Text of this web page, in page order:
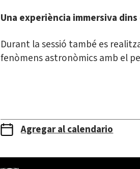
Una experiència immersiva
Durant la sessió també es
fenòmens astronòmics amb el
Agregar al calendario